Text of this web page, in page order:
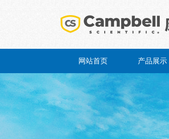
网站首页 产品展示